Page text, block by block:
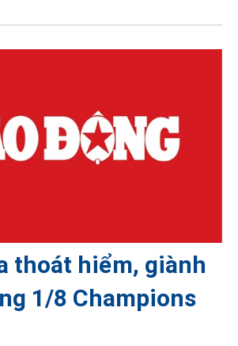
thoát hiểm, giành
1/8 Champions